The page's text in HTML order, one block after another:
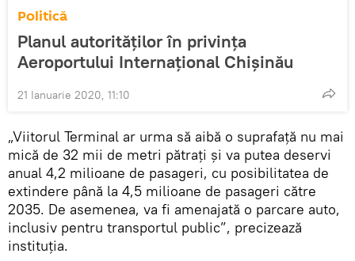
Politică
Planul autorităților în privința
Aeroportului Internațional Chișinău
21 Ianuarie 2020, 11:10
„Viitorul Terminal ar urma să aibă o suprafață nu mai
mică de 32 mii de metri pătrați și va putea deservi
anual 4,2 milioane de pasageri, cu posibilitatea de
extindere până la 4,5 milioane de pasageri către
2035. De asemenea, va fi amenajată o parcare auto,
inclusiv pentru transportul public”, precizează
instituția.